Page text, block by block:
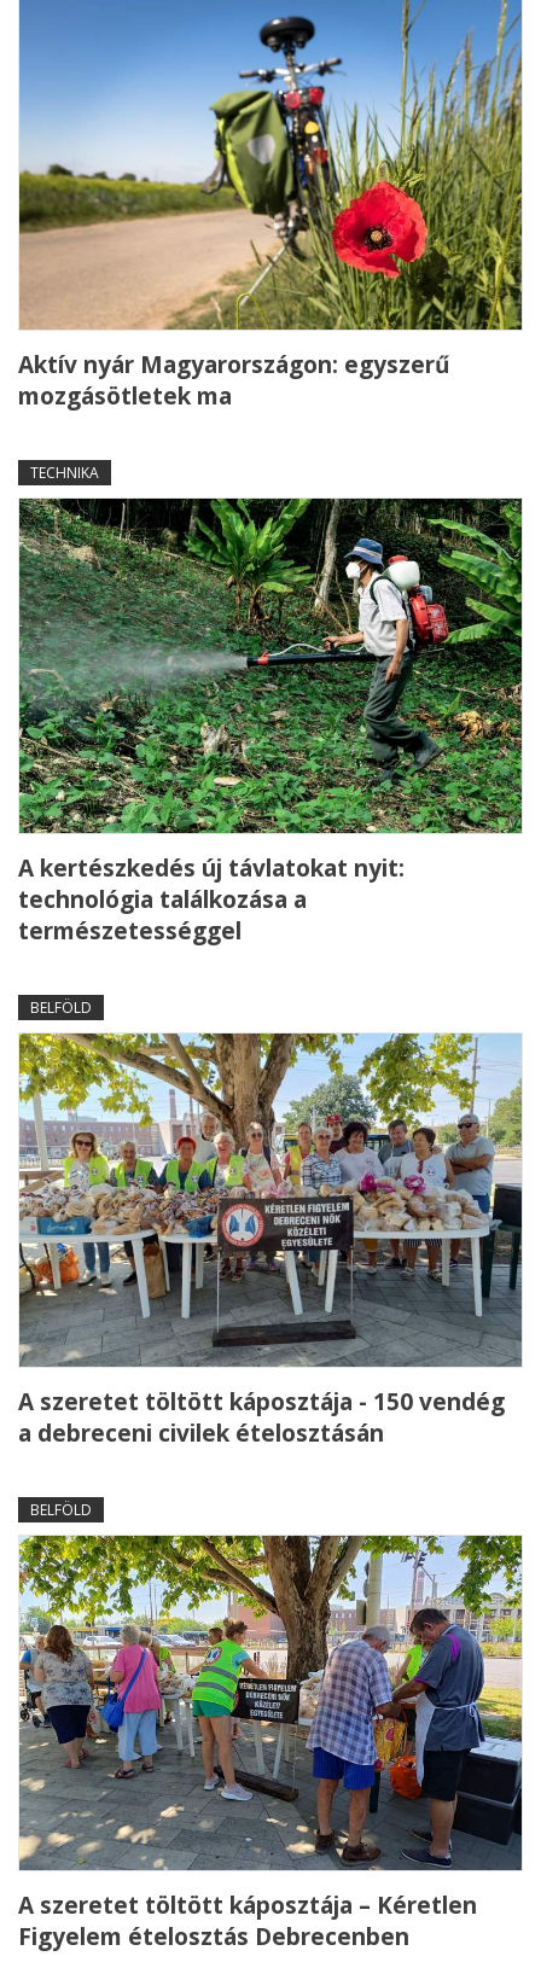
Aktív nyár Magyarországon: egyszerű
mozgásötletek ma
TECHNIKA
A kertészkedés új távlatokat nyit:
technológia találkozása a
természetességgel
BELFÖLD
A szeretet töltött káposztája - 150 vendég
a debreceni civilek ételosztásán
BELFÖLD
A szeretet töltött káposztája – Kéretlen
Figyelem ételosztás Debrecenben